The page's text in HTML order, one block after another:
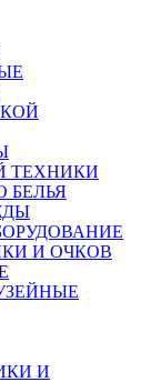
ТЕХНИКИ
БЕЛЬЯ
И ОЧКОВ
И